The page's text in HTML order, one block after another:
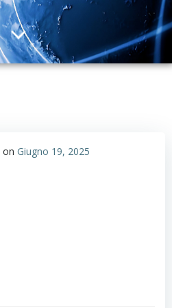
on Giugno 19, 2025